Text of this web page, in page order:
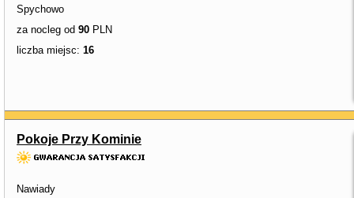
Spychowo
za nocleg od 90 PLN
liczba miejsc: 16
Pokoje Przy Kominie
Nawiady